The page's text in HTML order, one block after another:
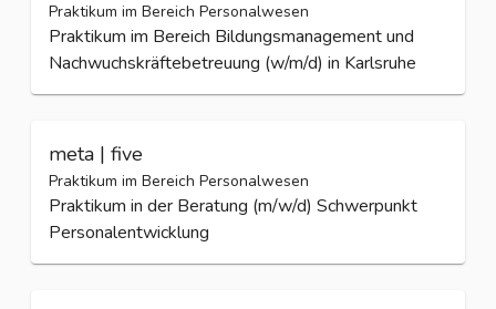
Praktikum im Bereich Personalwesen
Praktikum im Bereich Bildungsmanagement und
Nachwuchskräftebetreuung (w/m/d) in Karlsruhe
meta | five
Praktikum im Bereich Personalwesen
Praktikum in der Beratung (m/w/d) Schwerpunkt
Personalentwicklung